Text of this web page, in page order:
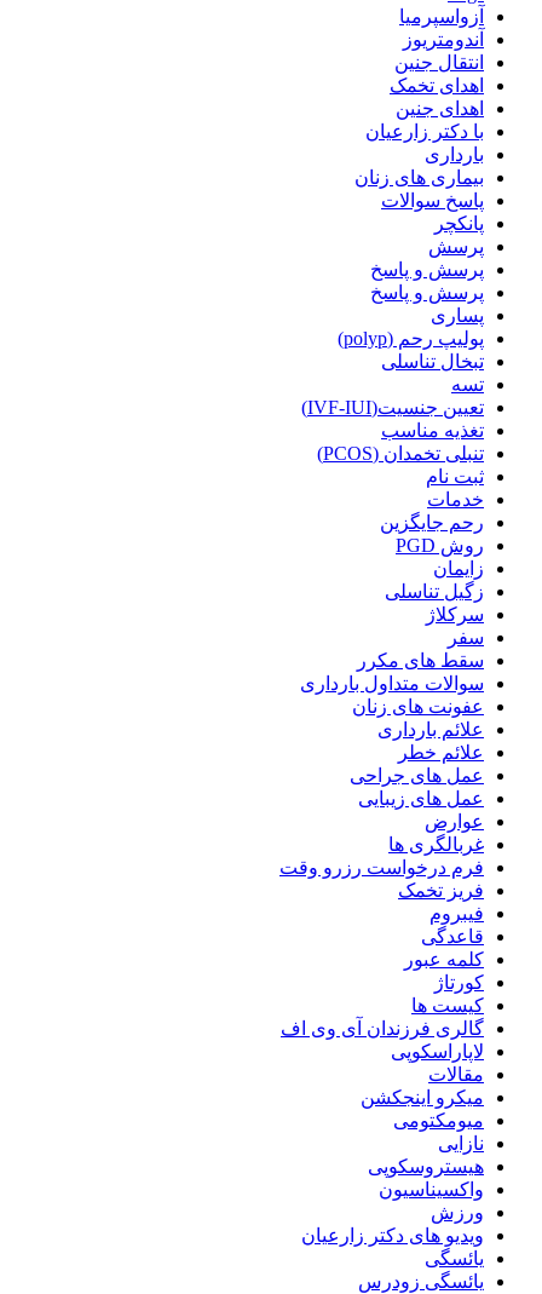
آزواسپرمیا
آندومتریوز
انتقال جنین
اهدای تخمک
اهدای جنین
با دکتر زارعیان
بارداری
بیماری های زنان
پاسخ سوالات
پانکچر
پرسش
پرسش و پاسخ
پرسش و پاسخ
پساری
پولیپ رحم (polyp)
تبخال تناسلی
تسه
تعیین جنسیت(IVF-IUI)
تغذیه مناسب
تنبلی تخمدان (PCOS)
ثبت نام
خدمات
رحم جایگزین
روش PGD
زایمان
زگیل تناسلی
سرکلاژ
سفر
سقط های مکرر
سوالات متداول بارداری
عفونت های زنان
علائم بارداری
علائم خطر
عمل های جراحی
عمل های زیبایی
عوارض
غربالگری ها
فرم درخواست رزرو وقت
فریز تخمک
فیبروم
قاعدگی
کلمه عبور
کورتاژ
کیست ها
گالری فرزندان آی وی اف
لاپاراسکوپی
مقالات
میکرو اینجکشن
میومکتومی
نازایی
هیستروسکوپی
واکسیناسیون
ورزش
ویدیو های دکتر زارعیان
یائسگی
یائسگی زودرس